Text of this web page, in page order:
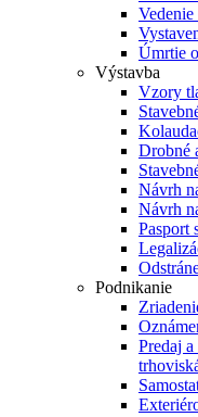
Úmrtie
Výstavba
Vzory
Drobné
Návrh
Návrh
Pasport
Podnikanie
Predaj